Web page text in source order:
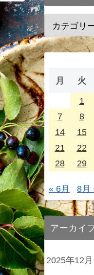
月 火
1
7
8
14
15
21
22
28
29
« 6月 8月
アーカイ
2025年12月